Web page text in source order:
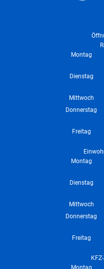
Montag
Dienstag
Mittwoch
Donnerstag
Freitag
Montag
Dienstag
Mittwoch
Donnerstag
Freitag
Montag